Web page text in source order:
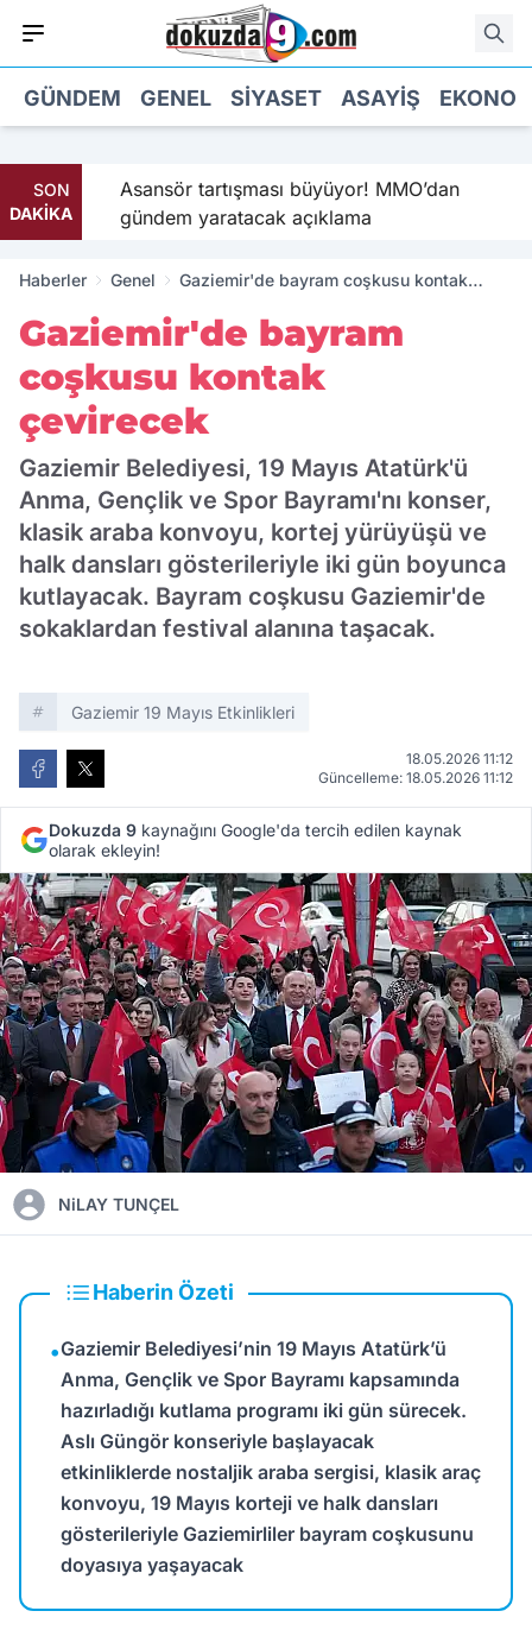
GÜNDEM GENEL SIYASET ASAYIŞ
SON
DAKİKA
Asansör tartışması büyüyor! MMO’dan
gündem yaratacak açıklama
Haberler Genel
Gaziemir'de bayram coşkusu kontak
Gaziemir'de bayram
coşkusu kontak
çevirecek
Gaziemir Belediyesi, 19 Mayıs Atatürk'ü
Anma, Gençlik ve Spor Bayramı'nı konser,
klasik araba konvoyu, kortej yürüyüşü ve
halk dansları gösterileriyle iki gün boyunca
kutlayacak. Bayram coşkusu Gaziemir'de
sokaklardan festival alanına taşacak.
Gaziemir 19 Mayıs Etkinlikleri
18.05.2026 11:12
Güncelleme: 18.05.2026 11:12
Dokuzda 9 kaynağını Google'da tercih edilen kaynak
olarak ekleyin!
NiLAY TUNÇEL
Haberin Özeti
•Gaziemir Belediyesi’nin 19 Mayıs Atatürk’ü
Anma, Gençlik ve Spor Bayramı kapsamında
hazırladığı kutlama programı iki gün sürecek.
Aslı Güngör konseriyle başlayacak
etkinliklerde nostaljik araba sergisi, klasik araç
konvoyu, 19 Mayıs korteji ve halk dansları
gösterileriyle Gaziemirliler bayram coşkusunu
doyasıya yaşayacak